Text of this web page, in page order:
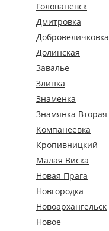
Голованевск
Дмитровка
Добровеличковка
Долинская
Завалье
Злинка
Знаменка
Знамянка Вторая
Компанеевка
Кропивницкий
Малая Виска
Новая Прага
Новгородка
Новоархангельск
Новое